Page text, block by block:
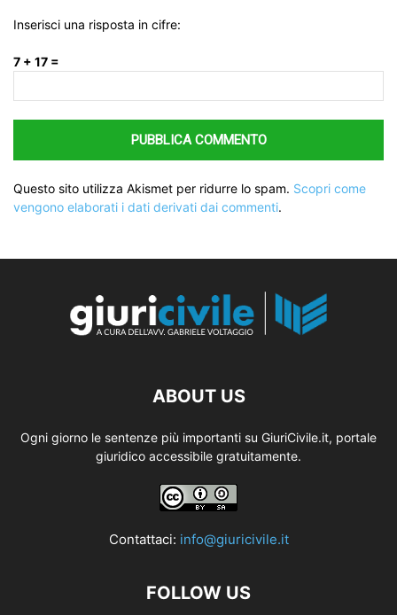
Inserisci una risposta in cifre:
7 + 17 =
Questo sito utilizza Akismet per ridurre lo spam. Scopri come
vengono elaborati i dati derivati dai commenti.
ABOUT US
Ogni giorno le sentenze più importanti su GiuriCivile.it, portale
giuridico accessibile gratuitamente.
Contattaci: info@giuricivile.it
FOLLOW US